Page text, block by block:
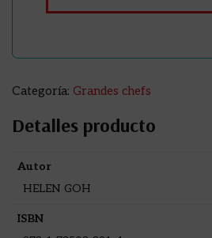
Categoría: Grandes chefs
Detalles producto
Autor
HELEN GOH
ISBN